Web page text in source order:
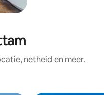
netheid en meer.